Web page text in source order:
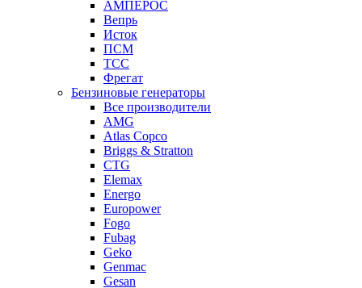
АМПЕРОС
Вепрь
Исток
ПСМ
ТСС
Фрегат
Бензиновые генераторы
Все производители
AMG
Atlas Copco
Briggs & Stratton
CTG
Elemax
Energo
Europower
Fogo
Fubag
Geko
Genmac
Gesan